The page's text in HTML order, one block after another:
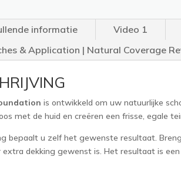
informatie Video 1
& Application | Natural Coverage
is ontwikkeld om uw natuurlijke
met de huid en creëren een frisse, egale
bepaalt u zelf het gewenste resultaat.
dekking gewenst is. Het resultaat is